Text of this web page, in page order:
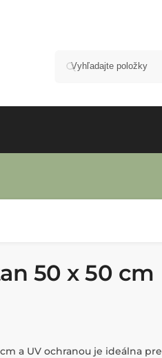
50 x 50 cm
a UV ochranou je ideálna pre